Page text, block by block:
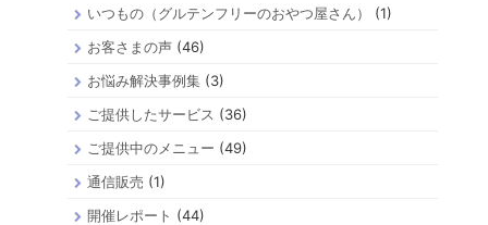
いつもの（グルテンフリーのおやつ屋さん）
(1)
お客さまの声 (46)
お悩み解決事例集 (3)
ご提供したサービス (36)
ご提供中のメニュー (49)
通信販売 (1)
開催レポート (44)